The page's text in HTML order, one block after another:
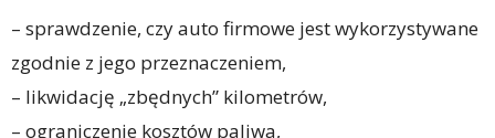
– sprawdzenie, czy auto firmowe jest wykorzystywane
zgodnie z jego przeznaczeniem,
– likwidację „zbędnych” kilometrów,
– ograniczenie kosztów paliwa,